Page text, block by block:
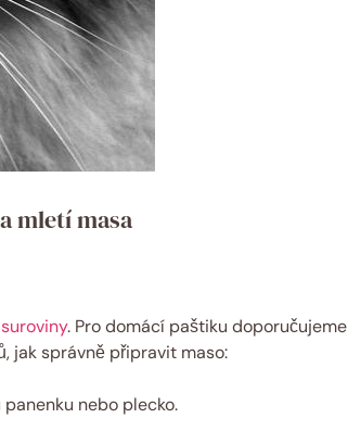
mletí masa
. Pro domácí paštiku doporučujeme
jak správně připravit maso:
nebo plecko.